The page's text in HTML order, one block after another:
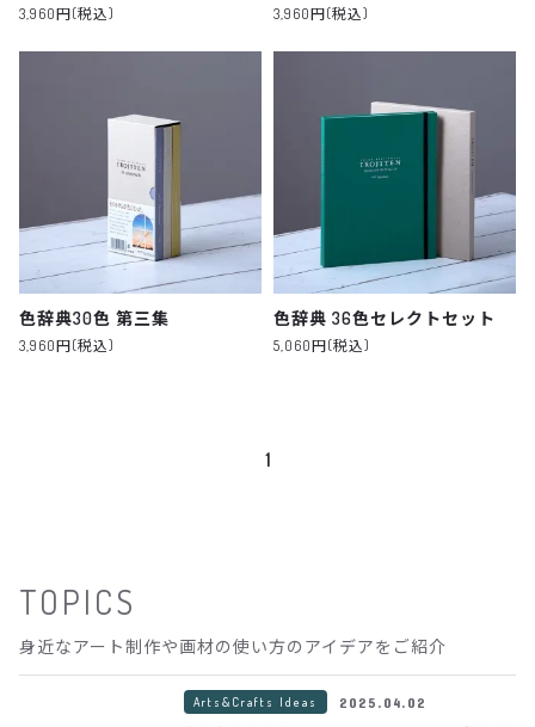
3,960円(税込) 3,960円(税込)
色辞典30色 第三集
3,960円(税込)
色辞典 36色セレクトセット
5,060円(税込)
1
TOPICS
身近なアート制作や画材の使い方のアイデアをご紹介
Arts&Crafts Ideas 2025.04.02